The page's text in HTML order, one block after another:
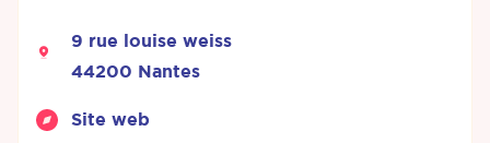
9 rue louise weiss
44200 Nantes
Site web